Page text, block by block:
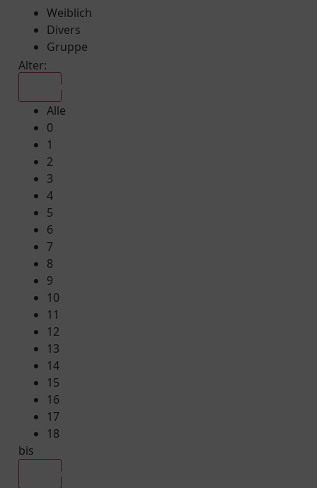
Weiblich
Divers
Gruppe
Alter:
Alle
0
1
2
3
4
5
6
7
8
9
10
11
12
13
14
15
16
17
18
bis